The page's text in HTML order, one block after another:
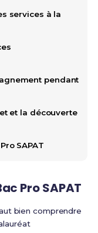
services à la
pendant
et la découverte
SAPAT
Pro SAPAT
bien comprendre